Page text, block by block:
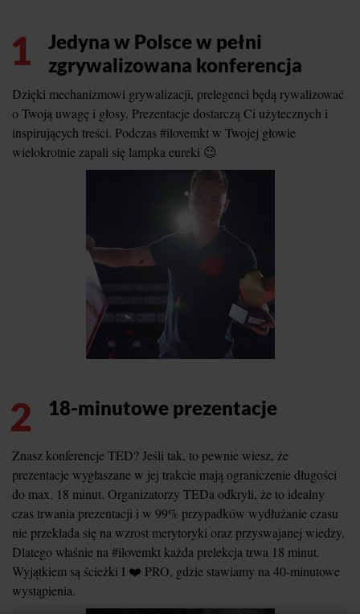
1
Jedyna w Polsce w pełni
zgrywalizowana konferencja
Dzięki mechanizmowi grywalizacji, prelegenci będą rywalizować
o Twoją uwagę i głosy. Prezentacje dostarczą Ci użytecznych i
inspirujących treści. Podczas #ilovemkt w Twojej głowie
wielokrotnie zapali się lampka eureki 😉
2 18-minutowe prezentacje
Znasz konferencje TED? Jeśli tak, to pewnie wiesz, że
prezentacje wygłaszane w jej trakcie mają ograniczenie długości
do max. 18 minut. Organizatorzy TEDa odkryli, że to idealny
czas trwania prezentacji i w 99% przypadków wydłużanie czasu
nie przekłada się na wzrost merytoryki oraz przyswajanej wiedzy.
Dlatego właśnie na #ilovemkt każda prelekcja trwa 18 minut.
Wyjątkiem są ścieżki I ❤️ PRO, gdzie stawiamy na 40-minutowe
wystąpienia.